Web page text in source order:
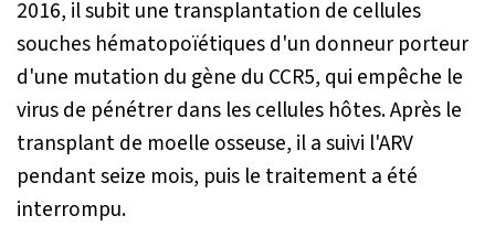
2016, il subit une transplantation de cellules
souches hématopoïétiques d'un donneur porteur
d'une mutation du gène du CCR5, qui empêche le
virus de pénétrer dans les cellules hôtes. Après le
transplant de moelle osseuse, il a suivi l'ARV
pendant seize mois, puis le traitement a été
interrompu.